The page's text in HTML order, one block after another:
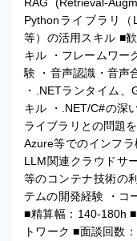
Pythonライブラリ（
等）の活用スキル ■
キル ・フレームワー
験 ・音声認識・音声
・.NETランタイム
キル ・.NET/C#の深
ライブラリとの問題
Azure等でのインフ
LLM関連クラウドサ
等のコンテナ技術の
テムの開発経験 ・コ
■精算幅：140-180h
トワーク ■面談回数